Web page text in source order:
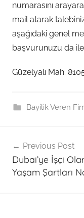
numarasını
mail atarak
aşağıdaki genel
başvurunuzu da
Güzelyalı Mah.
Bayilik Veren
e
y
z
navigation
Previous Post
Dubai’ye İşçi
Yaşam Şartları